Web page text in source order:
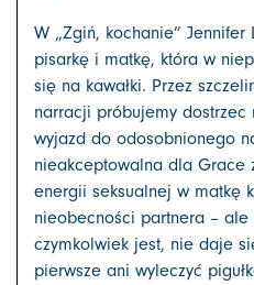
W ⁠„Zgiń, kochanie”
pisarkę i matkę, która w
się na kawałki. Przez
narracji próbujemy dostrzec
wyjazd do odosobnionego
nieakceptowalna dla Grace
energii seksualnej w matkę
nieobecności partnera – ale
czymkolwiek jest, nie daje
pierwsze ani wyleczyć